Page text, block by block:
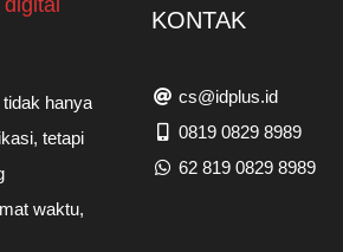
hanya
tetapi
waktu,
KONTAK
cs@idplus.id
0819 0829 8989
62 819 0829 8989